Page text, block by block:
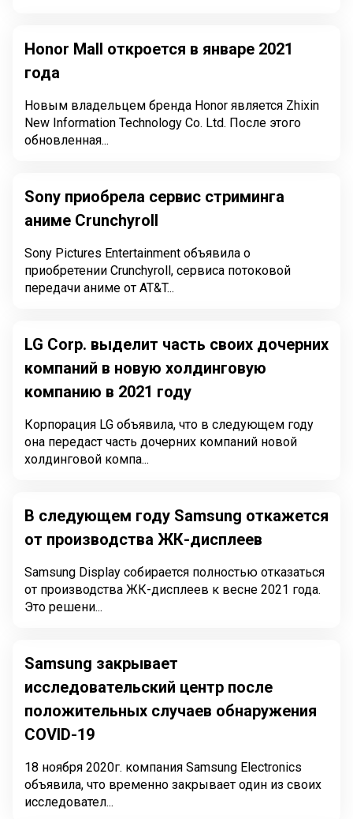
Honor Mall откроется в январе 2021
года
Новым владельцем бренда Honor является Zhixin
New Information Technology Co. Ltd. После этого
обновленная...
Sony приобрела сервис стриминга
аниме Crunchyroll
Sony Pictures Entertainment объявила о
приобретении Crunchyroll, сервиса потоковой
передачи аниме от AT&T...
LG Corp. выделит часть своих дочерних
компаний в новую холдинговую
компанию в 2021 году
Корпорация LG объявила, что в следующем году
она передаст часть дочерних компаний новой
холдинговой компа...
В следующем году Samsung откажется
от производства ЖК-дисплеев
Samsung Display собирается полностью отказаться
от производства ЖК-дисплеев к весне 2021 года.
Это решени...
Samsung закрывает
исследовательский центр после
положительных случаев обнаружения
COVID-19
18 ноября 2020г. компания Samsung Electronics
объявила, что временно закрывает один из своих
исследовател...